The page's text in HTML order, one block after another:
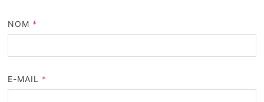
NOM *
E-MAIL *